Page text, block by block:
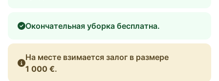
Окончательная уборка бесплатна.
На месте взимается залог в размере
1 000 €.